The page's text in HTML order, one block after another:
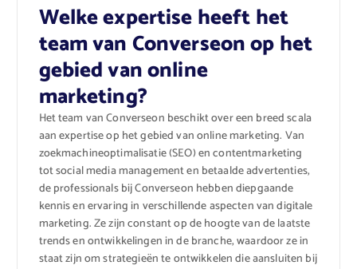
Welke expertise heeft het
team van Converseon op het
gebied van online
marketing?
Het team van Converseon beschikt over een breed scala
aan expertise op het gebied van online marketing. Van
zoekmachineoptimalisatie (SEO) en contentmarketing
tot social media management en betaalde advertenties,
de professionals bij Converseon hebben diepgaande
kennis en ervaring in verschillende aspecten van digitale
marketing. Ze zijn constant op de hoogte van de laatste
trends en ontwikkelingen in de branche, waardoor ze in
staat zijn om strategieën te ontwikkelen die aansluiten bij